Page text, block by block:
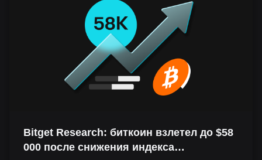
Bitget Research: биткоин взлетел до $58
000 после снижения индекса